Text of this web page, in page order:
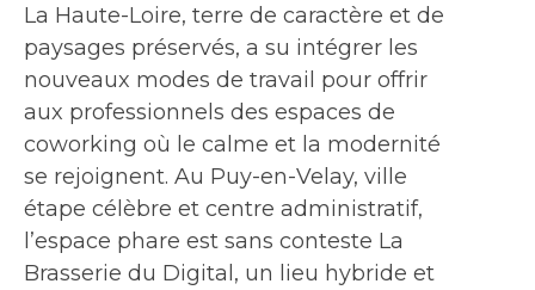
La Haute-Loire, terre de caractère et de
paysages préservés, a su intégrer les
nouveaux modes de travail pour offrir
aux professionnels des espaces de
coworking où le calme et la modernité
se rejoignent. Au Puy-en-Velay, ville
étape célèbre et centre administratif,
l’espace phare est sans conteste La
Brasserie du Digital, un lieu hybride et